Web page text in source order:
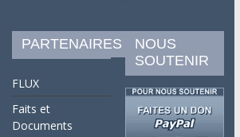
PARTENAIRES
FLUX
Faits et
Documents
NOUS
SOUTENIR